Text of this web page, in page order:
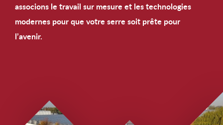
associons le travail sur mesure et les technologies
modernes pour que votre serre soit prête pour
l’avenir.